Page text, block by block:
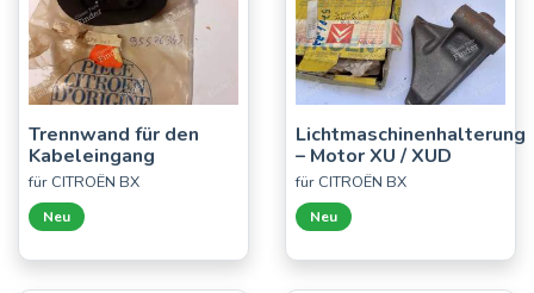
Trennwand für den
Kabeleingang
für CITROËN BX
Neu
Lichtmaschinenhalterung
– Motor XU / XUD
für CITROËN BX
Neu